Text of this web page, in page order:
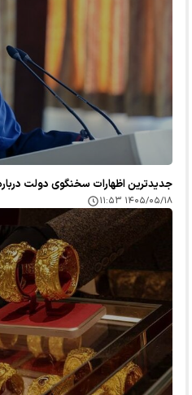
جدیدترین اظهارات سخنگوی دولت
۱۴۰۵/۰۵/۱۸ ۱۱:۵۳